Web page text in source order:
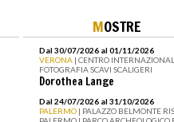
MOSTRE
Dal 30/07/2026 al 01/11/2026
VERONA | CENTRO
FOTOGRAFIA SCAVI SCALIGERI
Dorothea Lange
Dal 24/07/2026 al 31/10/2026
PALERMO | PALAZZO BELMONTE